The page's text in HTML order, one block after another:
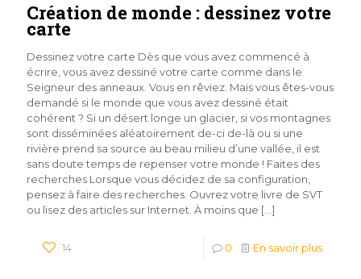
Création de monde : dessinez votre
carte
Dessinez votre carte Dès que vous avez commencé à
écrire, vous avez dessiné votre carte comme dans le
Seigneur des anneaux. Vous en rêviez. Mais vous êtes-vous
demandé si le monde que vous avez dessiné était
cohérent ? Si un désert longe un glacier, si vos montagnes
sont disséminées aléatoirement de-ci de-là ou si une
rivière prend sa source au beau milieu d’une vallée, il est
sans doute temps de repenser votre monde ! Faites des
recherches Lorsque vous décidez de sa configuration,
pensez à faire des recherches. Ouvrez votre livre de SVT
ou lisez des articles sur Internet. À moins que […]
14 0 En savoir plus